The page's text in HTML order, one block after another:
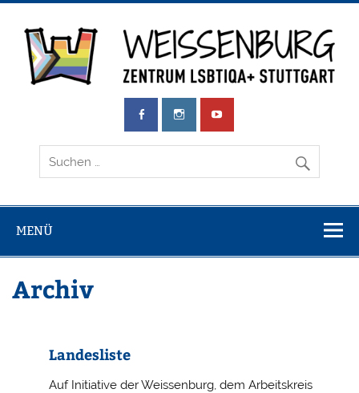
Zum
springen
Weissenburg
Zentrum LSBTIQA+ Stuttgart
MENÜ
Archiv
Landesliste
Auf Initiative der Weissenburg, dem Arbeitskreis